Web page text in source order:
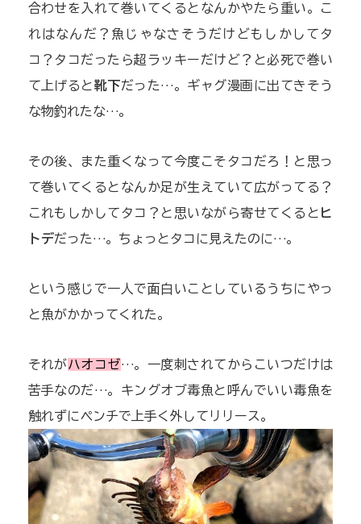
合わせを入れて巻いてくるとなんかやたら重い。こ
れはなんだ？魚じゃなさそうだけどもしかしてタ
コ？タコだったら超ラッキーだけど？と必死で巻い
て上げると靴下だった…。ギャグ漫画に出てきそう
な物釣れたな…。
その後、また重くなって今度こそタコだろ！と思っ
て巻いてくるとなんか足が生えていて広がってる？
これもしかしてタコ？と思いながら寄せてくると ヒ
トデだった…。ちょっとタコに見えたのに…。
という感じで一人で面白いことしているうちにやっ
と魚がかかってくれた。
それがハオコゼ…。一度刺されてからこいつだけは
苦手なのだ…。キングオブ毒魚と呼んでいい毒魚を
触れずにペンチで上手く外してリリース。